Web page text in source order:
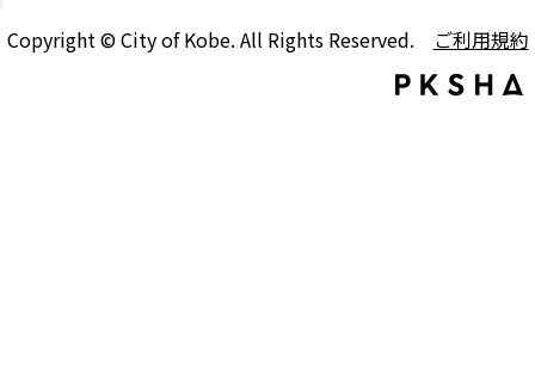
Copyright © City of Kobe. All Rights Reserved. ご利用規約